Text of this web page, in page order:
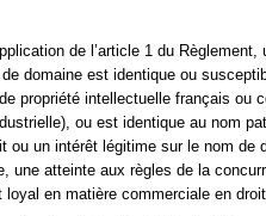
de l’article 1 du
domaine est identique ou
propriété intellectuelle français ou
ou est identique au nom
ou un intérêt légitime sur le nom de
une atteinte aux règles de la
loyal en matière commerciale en